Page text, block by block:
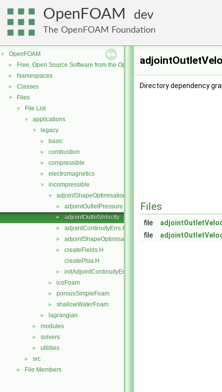
OpenFOAM dev
The OpenFOAM Foundation
▼ OpenFOAM
► Free, Open Source Software from the OpenFOAM Foundation
► Namespaces
► Classes
▼ Files
▼ File List
▼ applications
▼ legacy
► basic
► combustion
► compressible
► electromagnetics
▼ incompressible
▼ adjointShapeOptimisationFoam
► adjointOutletPressure
► adjointOutletVelocity
► adjointContinuityErrs.H
► adjointShapeOptimisationFoam.C
►
createFields.H
createPhia.H
► initAdjointContinuityErrs.H
► icoFoam
► porousSimpleFoam
► shallowWaterFoam
► lagrangian
► modules
► solvers
► utilities
► src
► File Members
Directory dependency
Files
file
file